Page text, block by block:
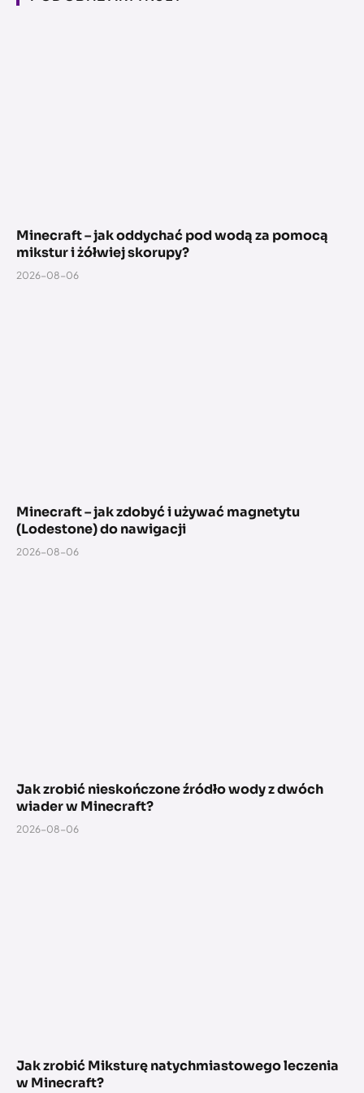
Minecraft – jak oddychać pod wodą za pomocą
mikstur i żółwiej skorupy?
2026-08-06
Minecraft – jak zdobyć i używać magnetytu
(Lodestone) do nawigacji
2026-08-06
Jak zrobić nieskończone źródło wody z dwóch
wiader w Minecraft?
2026-08-06
Jak zrobić Miksturę natychmiastowego leczenia
w Minecraft?